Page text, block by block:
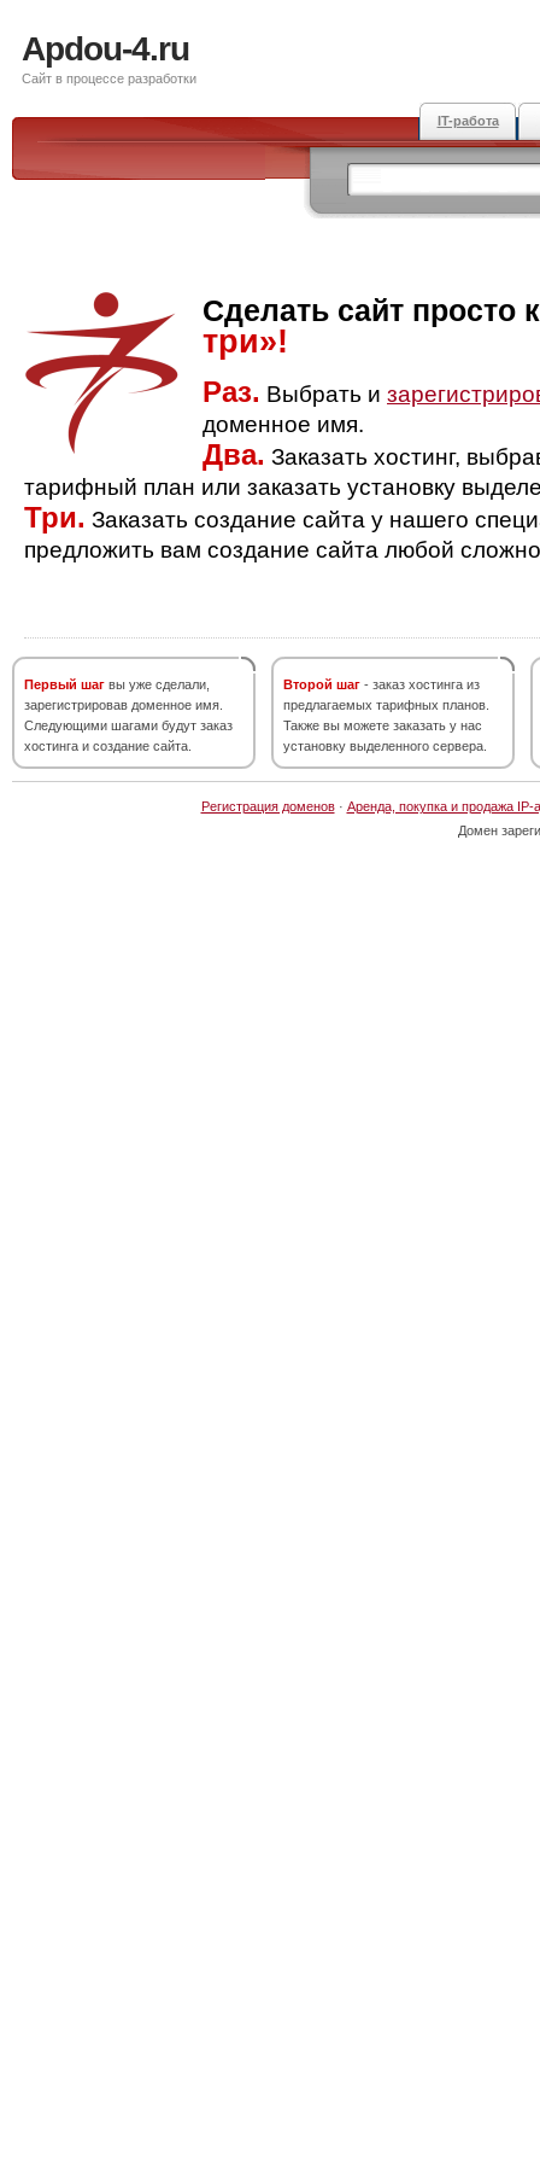
Apdou-4.ru
Сайт в процессе разработки
IT-работа
Сделать сайт просто
три»!
Раз. Выбрать и
доменное имя.
Два. Заказать хостинг,
тарифный план или заказать установку
Три. Заказать создание сайта у нашего
предложить вам создание сайта любой
Первый шаг вы уже сделали,
зарегистрировав доменное имя.
Следующими шагами будут заказ
хостинга и создание сайта.
Второй шаг - заказ хостинга из
предлагаемых тарифных планов.
Также вы можете заказать у нас
установку выделенного сервера.
Регистрация доменов· Аренда, покупка и продажа IP-
Домен